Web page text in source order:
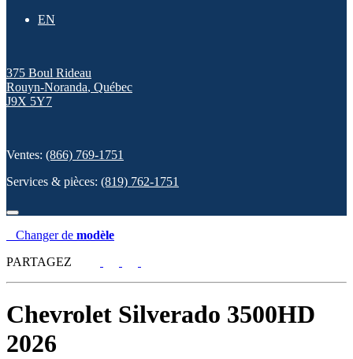
EN
375 Boul Rideau
Rouyn-Noranda, Québec
J9X 5Y7
Ventes: (866) 769-1751
Services & pièces: (819) 762-1751
Changer de modèle
PARTAGEZ
Chevrolet Silverado 3500HD
2026